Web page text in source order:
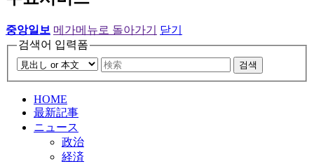
중앙일보 메가메뉴로 돌아가기
닫기
검색어 입력폼
검색
HOME
最新記事
ニュース
政治
経済